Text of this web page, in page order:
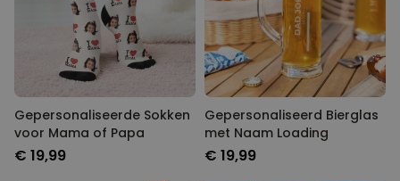
Gepersonaliseerde Sokken
voor Mama of Papa
€ 19,99
Gepersonaliseerd Bierglas
met Naam Loading
€ 19,99